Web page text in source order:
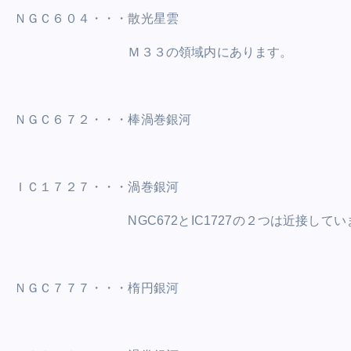
ＮＧＣ６０４・・・散光星雲
Ｍ３３の領域内にあります。
ＮＧＣ６７２・・・棒渦巻銀河
ＩＣ１７２７・・・渦巻銀河
NGC672とIC1727の２つは近接していま
ＮＧＣ７７７・・・楕円銀河